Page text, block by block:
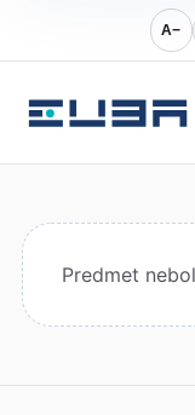
A−
Predmet